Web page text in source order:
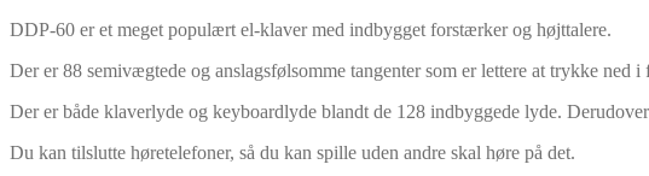
DDP-60 er et meget populært el-klaver med indbygget forstærker og højttalere.
Der er 88 semivægtede og anslagsfølsomme tangenter som er lettere at trykke ned
Der er både klaverlyde og keyboardlyde blandt de 128 indbyggede lyde.
Du kan tilslutte høretelefoner, så du kan spille uden andre skal høre på det.